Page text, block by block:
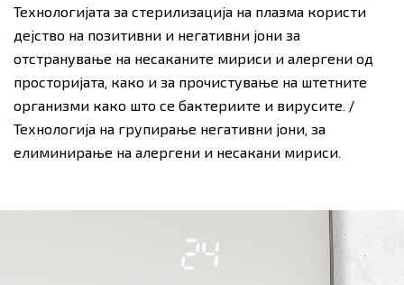
Технологијата за стерилизација на плазма користи
дејство на позитивни и негативни јони за
отстранување на несаканите мириси и алергени од
просторијата, како и за прочистување на штетните
организми како што се бактериите и вирусите. /
Технологија на групирање негативни јони, за
елиминирање на алергени и несакани мириси.